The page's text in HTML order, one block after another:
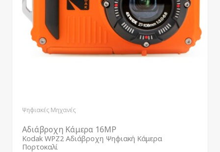
Ψηφιακές Μηχανές
Αδιάβροχη Κάμερα 16MP
Kodak WPZ2 Αδιάβροχη Ψηφιακή Κάμερα
Πορτοκαλί